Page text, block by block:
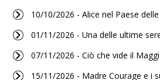
10/10/2026 - Alice nel Paese
01/11/2026 - Una delle ultime
07/11/2026 - Ciò che vide il
15/11/2026 - Madre Courage e i